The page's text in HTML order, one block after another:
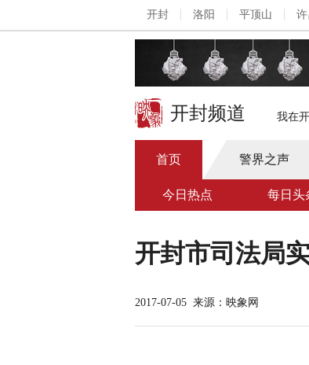
开封 洛阳 平顶山 许
开封频道 我在
首页 警界之声
今日热点 每日头
开封市司法局
2017-07-05 来源：映象网